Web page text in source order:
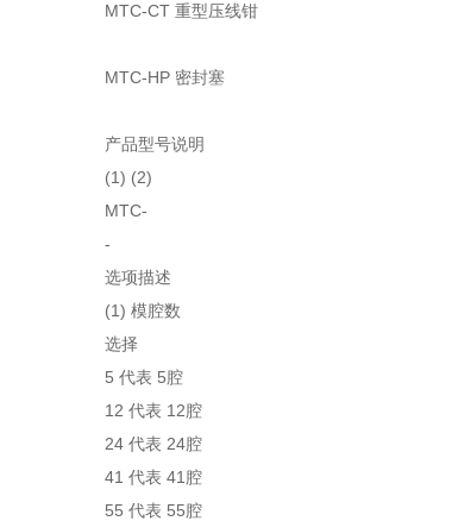
MTC-CT 重型压线钳
MTC-HP 密封塞
产品型号说明
(1) (2)
MTC-
-
选项描述
(1) 模腔数
选择
5 代表 5腔
12 代表 12腔
24 代表 24腔
41 代表 41腔
55 代表 55腔